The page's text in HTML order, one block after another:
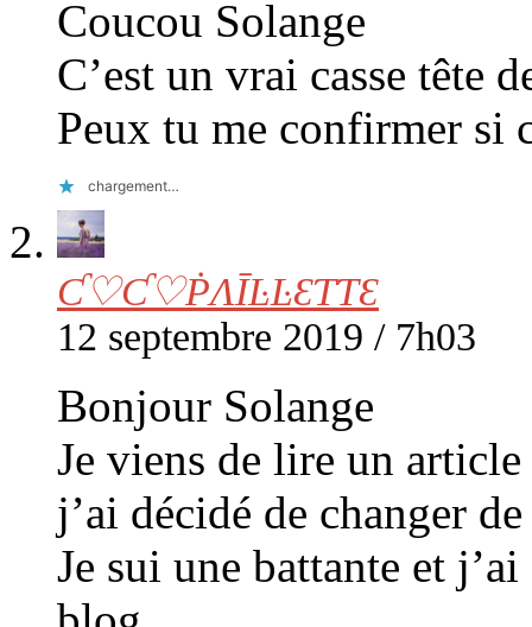
Coucou Solange
C’est un vrai casse tête
Peux tu me confirmer si
chargement…
Ƈ♡Ƈ♡ṖΛĪĿĿƐƬƬƐ
12 septembre 2019 / 7h03
Bonjour Solange
Je viens de lire un
j’ai décidé de changer
Je sui une battante et